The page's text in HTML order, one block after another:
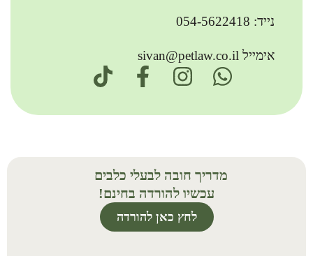
נייד: 054-5622418
אימייל sivan@petlaw.co.il
מדריך חובה לבעלי כלבים
עכשיו להורדה בחינם!
לחץ כאן להורדה